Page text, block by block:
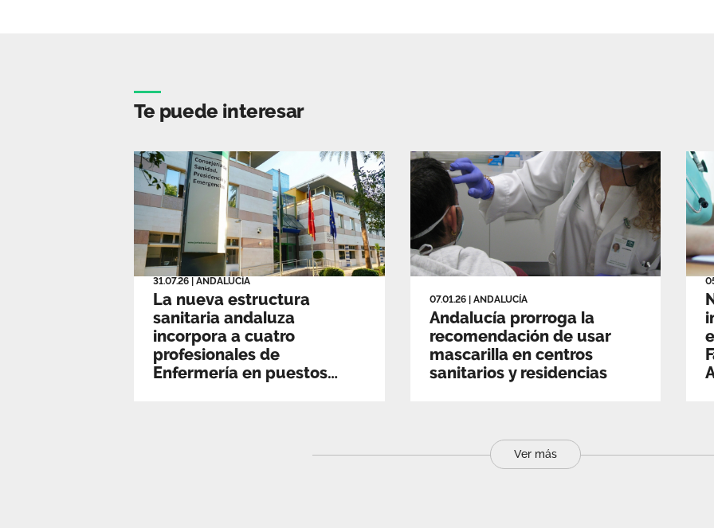
Te puede interesar
31.07.26 ANDALUCÍA
La nueva estructura
sanitaria andaluza
incorpora a cuatro
profesionales de
Enfermería en puestos
07.01.26 ANDALUCÍA
Andalucía prorroga la
recomendación de usar
mascarilla en centros
sanitarios y residencias
Ver más